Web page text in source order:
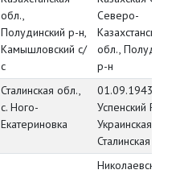
обл.,
Полудинский р-н,
Камышловский с/
с
Северо-
Казахстанская
обл.,
р-н
Сталинская обл.,
с. Ного-
Екатериновка
01.09.1943,
Успенский РВК,
Украинская ССР,
Сталинская обл.
Николаевская